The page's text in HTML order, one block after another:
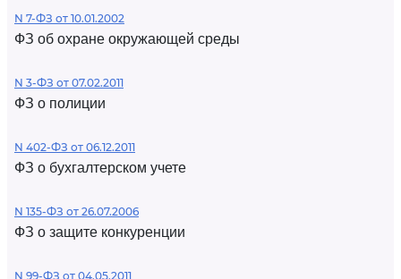
N 7-ФЗ от 10.01.2002
ФЗ об охране окружающей среды
N 3-ФЗ от 07.02.2011
ФЗ о полиции
N 402-ФЗ от 06.12.2011
ФЗ о бухгалтерском учете
N 135-ФЗ от 26.07.2006
ФЗ о защите конкуренции
N 99-ФЗ от 04.05.2011